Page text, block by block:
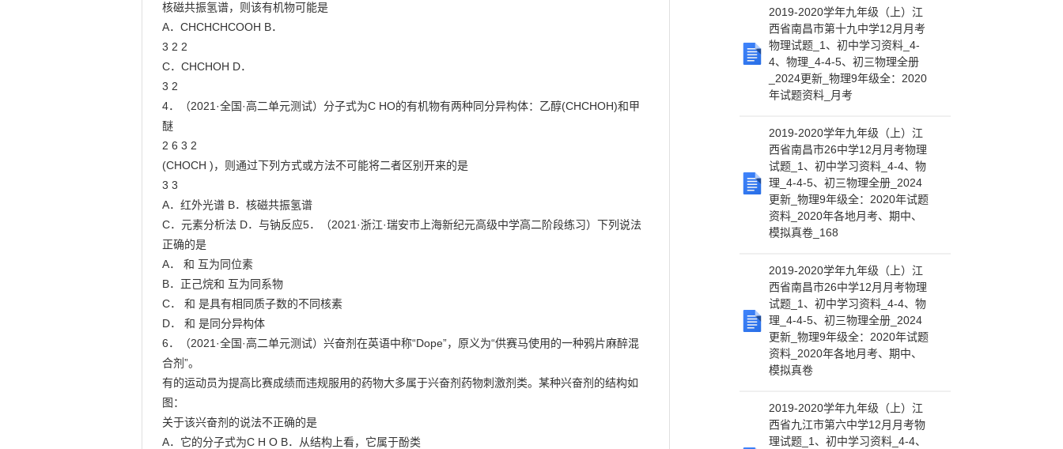
核磁共振氢谱，则该有机物可能是
A．CHCHCHCOOH B．
3 2 2
C．CHCHOH D．
3 2
4．（2021·全国·高二单元测试）分子式为C HO的有机物有两种同分异构体：乙醇(CHCHOH)和甲
醚
2 6 3 2
(CHOCH )，则通过下列方式或方法不可能将二者区别开来的是
3 3
A．红外光谱 B．核磁共振氢谱
C．元素分析法 D．与钠反应5．（2021·浙江·瑞安市上海新纪元高级中学高二阶段练习）下列说法
正确的是
A． 和 互为同位素
B．正己烷和 互为同系物
C． 和 是具有相同质子数的不同核素
D． 和 是同分异构体
6．（2021·全国·高二单元测试）兴奋剂在英语中称“Dope”，原义为“供赛马使用的一种鸦片麻醉混
合剂”。
有的运动员为提高比赛成绩而违规服用的药物大多属于兴奋剂药物刺激剂类。某种兴奋剂的结构如
图：
关于该兴奋剂的说法不正确的是
A．它的分子式为C H O B．从结构上看，它属于酚类
2019-2020学年九年级（上）江
西省南昌市第十九中学12月月考
物理试题_1、初中学习资料_4-
4、物理_4-4-5、初三物理全册
_2024更新_物理9年级全：2020
年试题资料_月考
2019-2020学年九年级（上）江
西省南昌市26中学12月月考物理
试题_1、初中学习资料_4-4、物
理_4-4-5、初三物理全册_2024
更新_物理9年级全：2020年试题
资料_2020年各地月考、期中、
模拟真卷_168
2019-2020学年九年级（上）江
西省南昌市26中学12月月考物理
试题_1、初中学习资料_4-4、物
理_4-4-5、初三物理全册_2024
更新_物理9年级全：2020年试题
资料_2020年各地月考、期中、
模拟真卷
2019-2020学年九年级（上）江
西省九江市第六中学12月月考物
理试题_1、初中学习资料_4-4、